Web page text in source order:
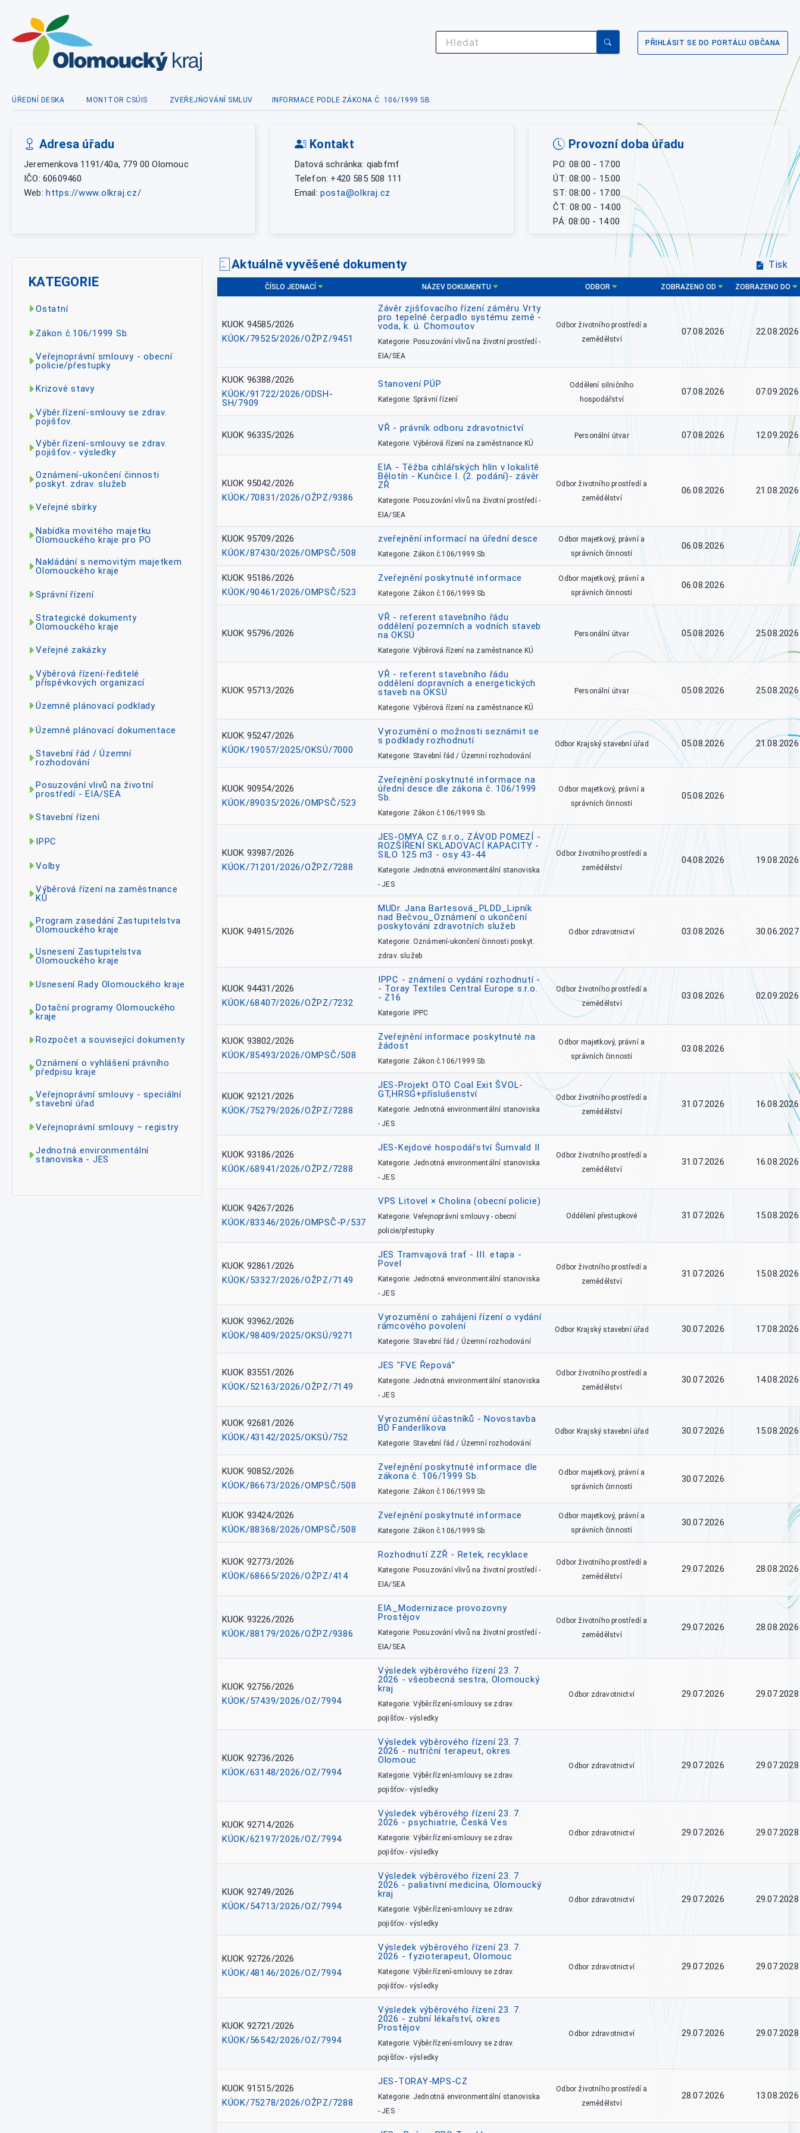
PŘIHLÁSIT SE DO PORTÁLU OBČANA
ÚŘEDNÍ DESKA MON1TOR CSÚIS ZVEŘEJŇOVÁNÍ SMLUV INFORMACE PODLE ZÁKONA Č. 106/1999 SB.
Adresa úřadu
Jeremenkova 1191/40a, 779 00 Olomouc
IČO: 60609460
Web: https://www.olkraj.cz/
Kontakt
Datová schránka: qiabfmf
Telefon: +420 585 508 111
Email: posta@olkraj.cz
Provozní doba úřadu
PO: 08:00 - 17:00
ÚT: 08:00 - 15:00
ST: 08:00 - 17:00
ČT: 08:00 - 14:00
PÁ: 08:00 - 14:00
KATEGORIE
Ostatní
Zákon č.106/1999 Sb.
Veřejnoprávní smlouvy - obecní
policie/přestupky
Krizové stavy
Výběr.řízení-smlouvy se zdrav.
pojišťov.
Výběr.řízení-smlouvy se zdrav.
pojišťov.- výsledky
Oznámení-ukončení činnosti
poskyt. zdrav. služeb
Veřejné sbírky
Nabídka movitého majetku
Olomouckého kraje pro PO
Nakládání s nemovitým majetkem
Olomouckého kraje
Správní řízení
Strategické dokumenty
Olomouckého kraje
Veřejné zakázky
Výběrová řízení-ředitelé
příspěvkových organizací
Územně plánovací podklady
Územně plánovací dokumentace
Stavební řád / Územní
rozhodování
Posuzování vlivů na životní
prostředí - EIA/SEA
Stavební řízení
IPPC
Volby
Výběrová řízení na zaměstnance
KÚ
Program zasedání Zastupitelstva
Olomouckého kraje
Usnesení Zastupitelstva
Olomouckého kraje
Usnesení Rady Olomouckého kraje
Dotační programy Olomouckého
kraje
Rozpočet a související dokumenty
Oznámení o vyhlášení právního
předpisu kraje
Veřejnoprávní smlouvy - speciální
stavební úřad
Veřejnoprávní smlouvy – registry
Jednotná environmentální
stanoviska - JES
Aktuálně vyvěšené dokumenty Tisk
ČÍSLO JEDNACÍ NÁZEV DOKUMENTU ODBOR ZOBRAZENO OD ZOBRAZENO DO
KUOK 94585/2026
KÚOK/79525/2026/OŽPZ/9451
Závěr zjišťovacího řízení záměru Vrty
pro tepelné čerpadlo systému země -
voda, k. ú. Chomoutov
Kategorie: Posuzování vlivů na životní prostředí -
EIA/SEA
Odbor životního prostředí a
zemědělství
07.08.2026 22.08.2026
KUOK 96388/2026
KÚOK/91722/2026/ODSH-
SH/7909
Stanovení PÚP
Kategorie: Správní řízení
Oddělení silničního
hospodářství
07.08.2026 07.09.2026
KUOK 96335/2026
VŘ - právník odboru zdravotnictví
Kategorie: Výběrová řízení na zaměstnance KÚ
Personální útvar 07.08.2026 12.09.2026
KUOK 95042/2026
KÚOK/70831/2026/OŽPZ/9386
EIA - Těžba cihlářských hlín v lokalitě
Bělotín - Kunčice I. (2. podání)- závěr
ZŘ
Kategorie: Posuzování vlivů na životní prostředí -
EIA/SEA
Odbor životního prostředí a
zemědělství
06.08.2026 21.08.2026
KUOK 95709/2026
KÚOK/87430/2026/OMPSČ/508
zveřejnění informací na úřední desce
Kategorie: Zákon č.106/1999 Sb.
Odbor majetkový, právní a
správních činností
06.08.2026
KUOK 95186/2026
KÚOK/90461/2026/OMPSČ/523
Zveřejnění poskytnuté informace
Kategorie: Zákon č.106/1999 Sb.
Odbor majetkový, právní a
správních činností
06.08.2026
KUOK 95796/2026
VŘ - referent stavebního řádu
oddělení pozemních a vodních staveb
na OKSÚ
Kategorie: Výběrová řízení na zaměstnance KÚ
Personální útvar 05.08.2026 25.08.2026
KUOK 95713/2026
VŘ - referent stavebního řádu
oddělení dopravních a energetických
staveb na OKSÚ
Kategorie: Výběrová řízení na zaměstnance KÚ
Personální útvar 05.08.2026 25.08.2026
KUOK 95247/2026
KÚOK/19057/2025/OKSÚ/7000
Vyrozumění o možnosti seznámit se
s podklady rozhodnutí
Kategorie: Stavební řád / Územní rozhodování
Odbor Krajský stavební úřad 05.08.2026 21.08.2026
KUOK 90954/2026
KÚOK/89035/2026/OMPSČ/523
Zveřejnění poskytnuté informace na
úřední desce dle zákona č. 106/1999
Sb.
Kategorie: Zákon č.106/1999 Sb.
Odbor majetkový, právní a
správních činností
05.08.2026
KUOK 93987/2026
KÚOK/71201/2026/OŽPZ/7288
JES-OMYA CZ s.r.o., ZÁVOD POMEZÍ -
ROZŠÍŘENÍ SKLADOVACÍ KAPACITY -
SILO 125 m3 - osy 43-44
Kategorie: Jednotná environmentální stanoviska
- JES
Odbor životního prostředí a
zemědělství
04.08.2026 19.08.2026
KUOK 94915/2026
MUDr. Jana Bartesová_PLDD_Lipník
nad Bečvou_Oznámení o ukončení
poskytování zdravotních služeb
Kategorie: Oznámení-ukončení činnosti poskyt.
zdrav. služeb
Odbor zdravotnictví 03.08.2026 30.06.2027
KUOK 94431/2026
KÚOK/68407/2026/OŽPZ/7232
IPPC - známení o vydání rozhodnutí -
- Toray Textiles Central Europe s.r.o.
- Z16
Kategorie: IPPC
Odbor životního prostředí a
zemědělství
03.08.2026 02.09.2026
KUOK 93802/2026
KÚOK/85493/2026/OMPSČ/508
Zveřejnění informace poskytnuté na
žádost
Kategorie: Zákon č.106/1999 Sb.
Odbor majetkový, právní a
správních činností
03.08.2026
KUOK 92121/2026
KÚOK/75279/2026/OŽPZ/7288
JES-Projekt OTO Coal Exit ŠVOL-
GT,HRSG+příslušenství
Kategorie: Jednotná environmentální stanoviska
- JES
Odbor životního prostředí a
zemědělství
31.07.2026 16.08.2026
KUOK 93186/2026
KÚOK/68941/2026/OŽPZ/7288
JES-Kejdové hospodářství Šumvald II
Kategorie: Jednotná environmentální stanoviska
- JES
Odbor životního prostředí a
zemědělství
31.07.2026 16.08.2026
KUOK 94267/2026
KÚOK/83346/2026/OMPSČ-P/537
VPS Litovel × Cholina (obecní policie)
Kategorie: Veřejnoprávní smlouvy - obecní
policie/přestupky
Oddělení přestupkové 31.07.2026 15.08.2026
KUOK 92861/2026
KÚOK/53327/2026/OŽPZ/7149
JES Tramvajová trať - III. etapa -
Povel
Kategorie: Jednotná environmentální stanoviska
- JES
Odbor životního prostředí a
zemědělství
31.07.2026 15.08.2026
KUOK 93962/2026
KÚOK/98409/2025/OKSÚ/9271
Vyrozumění o zahájení řízení o vydání
rámcového povolení
Kategorie: Stavební řád / Územní rozhodování
Odbor Krajský stavební úřad 30.07.2026 17.08.2026
KUOK 83551/2026
KÚOK/52163/2026/OŽPZ/7149
JES "FVE Řepová"
Kategorie: Jednotná environmentální stanoviska
- JES
Odbor životního prostředí a
zemědělství
30.07.2026 14.08.2026
KUOK 92681/2026
KÚOK/43142/2025/OKSÚ/752
Vyrozumění účastníků - Novostavba
BD Fanderlíkova
Kategorie: Stavební řád / Územní rozhodování
Odbor Krajský stavební úřad 30.07.2026 15.08.2026
KUOK 90852/2026
KÚOK/86673/2026/OMPSČ/508
Zveřejnění poskytnuté informace dle
zákona č. 106/1999 Sb.
Kategorie: Zákon č.106/1999 Sb.
Odbor majetkový, právní a
správních činností
30.07.2026
KUOK 93424/2026
KÚOK/88368/2026/OMPSČ/508
Zveřejnění poskytnuté informace
Kategorie: Zákon č.106/1999 Sb.
Odbor majetkový, právní a
správních činností
30.07.2026
KUOK 92773/2026
KÚOK/68665/2026/OŽPZ/414
Rozhodnutí ZZŘ - Retek, recyklace
Kategorie: Posuzování vlivů na životní prostředí -
EIA/SEA
Odbor životního prostředí a
zemědělství
29.07.2026 28.08.2026
KUOK 93226/2026
KÚOK/88179/2026/OŽPZ/9386
EIA_Modernizace provozovny
Prostějov
Kategorie: Posuzování vlivů na životní prostředí -
EIA/SEA
Odbor životního prostředí a
zemědělství
29.07.2026 28.08.2026
KUOK 92756/2026
KÚOK/57439/2026/OZ/7994
Výsledek výběrového řízení 23. 7.
2026 - všeobecná sestra, Olomoucký
kraj
Kategorie: Výběr.řízení-smlouvy se zdrav.
pojišťov.- výsledky
Odbor zdravotnictví 29.07.2026 29.07.2028
KUOK 92736/2026
KÚOK/63148/2026/OZ/7994
Výsledek výběrového řízení 23. 7.
2026 - nutriční terapeut, okres
Olomouc
Kategorie: Výběr.řízení-smlouvy se zdrav.
pojišťov.- výsledky
Odbor zdravotnictví 29.07.2026 29.07.2028
KUOK 92714/2026
KÚOK/62197/2026/OZ/7994
Výsledek výběrového řízení 23. 7.
2026 - psychiatrie, Česká Ves
Kategorie: Výběr.řízení-smlouvy se zdrav.
pojišťov.- výsledky
Odbor zdravotnictví 29.07.2026 29.07.2028
KUOK 92749/2026
KÚOK/54713/2026/OZ/7994
Výsledek výběrového řízení 23. 7.
2026 - paliativní medicína, Olomoucký
kraj
Kategorie: Výběr.řízení-smlouvy se zdrav.
pojišťov.- výsledky
Odbor zdravotnictví 29.07.2026 29.07.2028
KUOK 92726/2026
KÚOK/48146/2026/OZ/7994
Výsledek výběrového řízení 23. 7.
2026 - fyzioterapeut, Olomouc
Kategorie: Výběr.řízení-smlouvy se zdrav.
pojišťov.- výsledky
Odbor zdravotnictví 29.07.2026 29.07.2028
KUOK 92721/2026
KÚOK/56542/2026/OZ/7994
Výsledek výběrového řízení 23. 7.
2026 - zubní lékařství, okres
Prostějov
Kategorie: Výběr.řízení-smlouvy se zdrav.
pojišťov.- výsledky
Odbor zdravotnictví 29.07.2026 29.07.2028
KUOK 91515/2026
KÚOK/75278/2026/OŽPZ/7288
JES-TORAY-MPS-CZ
Kategorie: Jednotná environmentální stanoviska
- JES
Odbor životního prostředí a
zemědělství
28.07.2026 13.08.2026